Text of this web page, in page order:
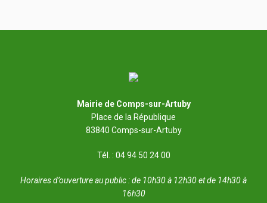
Mairie de Comps-sur-Artuby
Place de la République
83840 Comps-sur-Artuby
Tél. : 04 94 50 24 00
Horaires d’ouverture au public : de 10h30 à 12h30 et de 14h30 à
16h30